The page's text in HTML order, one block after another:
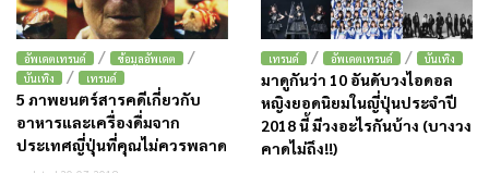
อัพเดตเทรนด์ / ข้อมูลอัพเดต /
บันเทิง / เทรนด์
5 ภาพยนตร์สารคดีเกี่ยวกับ
อาหารและเครื่องดื่มจาก
ประเทศญี่ปุ่นที่คุณไม่ควรพลาด
เทรนด์ / อัพเดตเทรนด์ / บันเทิง
มาดูกันว่า 10 อันดับวงไอดอล
หญิงยอดนิยมในญี่ปุ่นประจำปี
2018 นี้ มีวงอะไรกันบ้าง (บางวง
คาดไม่ถึง!!)